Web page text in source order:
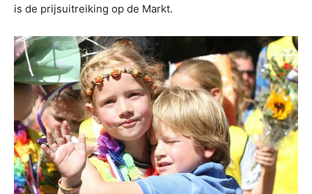
is de prijsuitreiking op de Markt.